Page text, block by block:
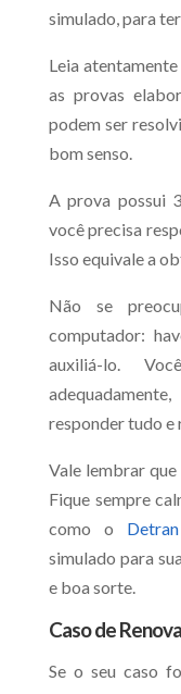
simulado, para
Leia
as provas
podem ser
bom senso.
A prova possui
você precisa
Isso equivale a
Não se
computador:
auxiliá-lo.
responder tudo e
Vale lembrar que
Fique sempre
como o
simulado para
e boa sorte.
Caso de
Se o seu caso